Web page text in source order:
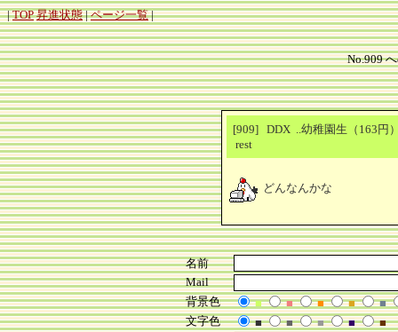
|TOP 昇進状態|ページ一覧|
No.909
[909] DDX ..幼稚園生（163
rest
どんなんかな
名前
Mail
背景色
■ ■ ■ ■
■
文字色
■ ■ ■ ■
■